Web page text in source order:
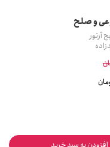
و صلح
آرتور